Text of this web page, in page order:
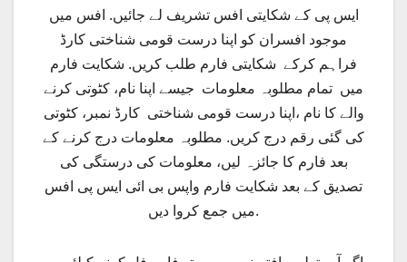
ایس پی کے شکایتی افس تشریف لے جائیں. افس میں
موجود افسران کو اپنا درست قومی شناختی کارڈ
فراہم کرکے شکایتی فارم طلب کریں. شکایت فارم
میں تمام مطلوبہ معلومات جیسے اپنا نام، کٹوتی کرنے
والے کا نام ،اپنا درست قومی شناختی کارڈ نمبر، کٹوتی
کی گئی رقم درج کریں. مطلوبہ معلومات درج کرنے کے
بعد فارم کا جائزہ لیں، معلومات کی درستگی کی
تصدیق کے بعد شکایت فارم واپس بی ائی ایس پی افس
میں جمع کروا دیں.